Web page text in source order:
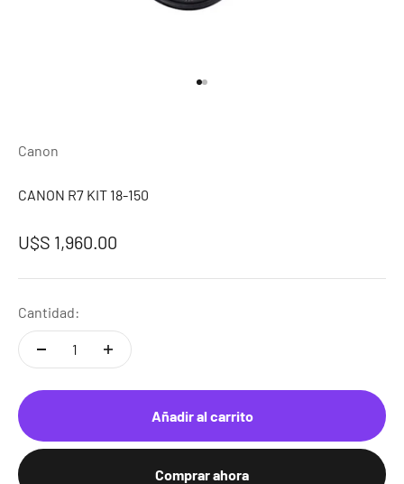
Canon
CANON R7 KIT 18-150
Precio de oferta
U$S 1,960.00
Cantidad:
Añadir al carrito
Comprar ahora